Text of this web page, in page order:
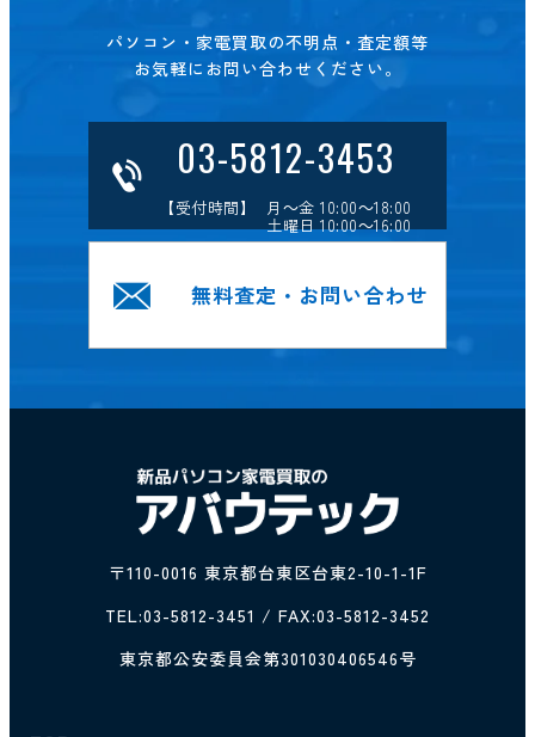
パソコン・家電買取の不明点・査定額等
お気軽にお問い合わせください。
03-5812-3453
【受付時間】 月～金 10:00～18:00
土曜日 10:00～16:00
無料査定・お問い合わせ
〒110-0016 東京都台東区台東2-10-1-1F
TEL:03-5812-3451 / FAX:03-5812-3452
東京都公安委員会第301030406546号